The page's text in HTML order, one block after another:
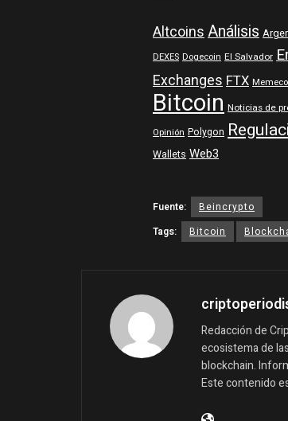
Altcoins Análisis
DEXES Dogecoin El Salvador
Exchanges FTX
Bitcoin Noticias de
Opinión Polygon
Wallets Web3
Fuente:
Beincrypto
Tags:
Bitcoin
Redacción de
ecosistema de
blockchain.
Este contenido